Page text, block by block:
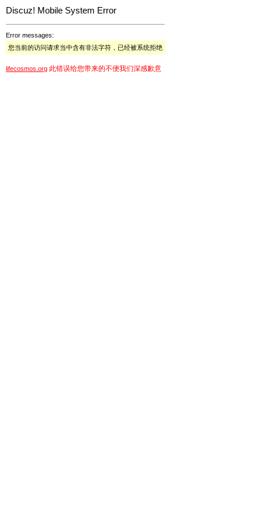
Discuz! Mobile System Error
Error messages:
您当前的访问请求当中含有非法字符，已经被系统拒绝
lifecosmos.org 此错误给您带来的不便我们深感歉意